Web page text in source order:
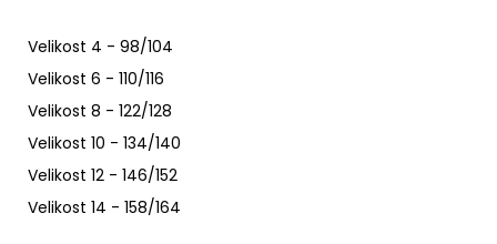
Velikost 4 - 98/104
Velikost 6 - 110/116
Velikost 8 - 122/128
Velikost 10 - 134/140
Velikost 12 - 146/152
Velikost 14 - 158/164